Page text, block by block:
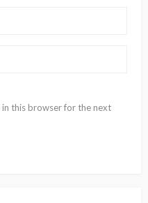
in this browser for the next